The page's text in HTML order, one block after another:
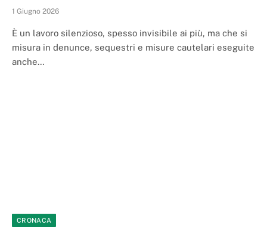
1 Giugno 2026
È un lavoro silenzioso, spesso invisibile ai più, ma che si
misura in denunce, sequestri e misure cautelari eseguite
anche…
CRONACA